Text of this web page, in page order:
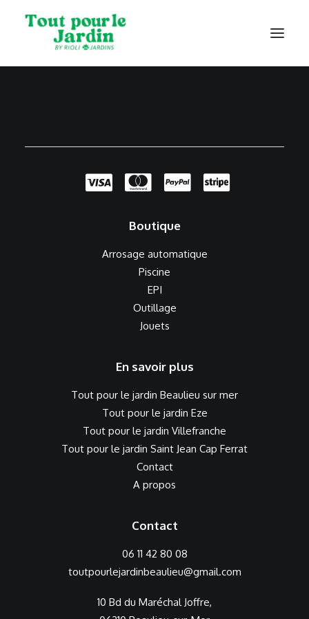
Boutique
Arrosage automatique
Piscine
EPI
Outillage
Jouets
En savoir plus
Tout pour le jardin Beaulieu sur mer
Tout pour le jardin Eze
Tout pour le jardin Villefranche
Tout pour le jardin Saint Jean Cap Ferrat
Contact
A propos
Contact
06 11 42 80 08
toutpourlejardinbeaulieu@gmail.com
10 Bd du Maréchal Joffre,